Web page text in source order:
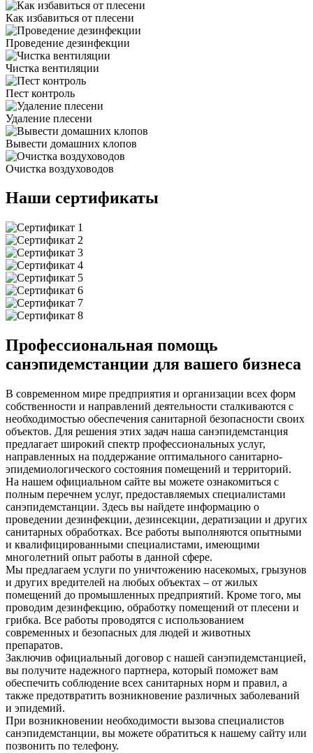
Как избавиться от плесени
Проведение дезинфекции
Чистка вентиляции
Пест контроль
Удаление плесени
Вывести домашних клопов
Очистка воздуховодов
Наши сертификаты
Профессиональная помощь
санэпидемстанции для вашего бизнеса
В современном мире предприятия и организации всех форм
собственности и направлений деятельности сталкиваются с
необходимостью обеспечения санитарной безопасности своих
объектов. Для решения этих задач наша санэпидемстанция
предлагает широкий спектр профессиональных услуг,
направленных на поддержание оптимального санитарно-
эпидемиологического состояния помещений и территорий.
На нашем официальном сайте вы можете ознакомиться с
полным перечнем услуг, предоставляемых специалистами
санэпидемстанции. Здесь вы найдете информацию о
проведении дезинфекции, дезинсекции, дератизации и других
санитарных обработках. Все работы выполняются опытными
и квалифицированными специалистами, имеющими
многолетний опыт работы в данной сфере.
Мы предлагаем услуги по уничтожению насекомых, грызунов
и других вредителей на любых объектах – от жилых
помещений до промышленных предприятий. Кроме того, мы
проводим дезинфекцию, обработку помещений от плесени и
грибка. Все работы проводятся с использованием
современных и безопасных для людей и животных
препаратов.
Заключив официальный договор с нашей санэпидемстанцией,
вы получите надежного партнера, который поможет вам
обеспечить соблюдение всех санитарных норм и правил, а
также предотвратить возникновение различных заболеваний
и эпидемий.
При возникновении необходимости вызова специалистов
санэпидемстанции, вы можете обратиться к нашему сайту или
позвонить по телефону.